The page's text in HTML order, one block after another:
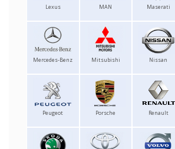
Lexus MAN Maserati
Mercedes-Benz Mitsubishi Nissan
Peugeot Porsche Renault